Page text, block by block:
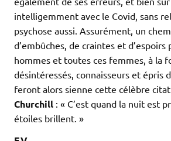
intelligemment avec le Covid, sans
psychose aussi. Assurément, un
d’embûches, de craintes et d’espoirs
hommes et toutes ces femmes, à la
désintéressés, connaisseurs et épris
feront alors sienne cette célèbre
Churchill : « C’est quand la nuit est
étoiles brillent. »